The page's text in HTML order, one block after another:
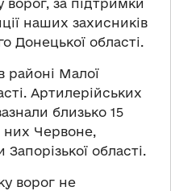
ворог, за підтримки
наших захисників
Донецької області.
районі Малої
Артилерійських
близько 15
них Червоне,
області.
ворог не